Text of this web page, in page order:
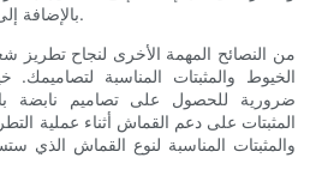
بالإضافة إلى سهولة الاستخدام والصيانة.
من النصائح المهمة الأخرى لنجاح تطريز
الخيوط والمثبتات المناسبة لتصاميمك.
ضرورية للحصول على تصاميم نابضة
المثبتات على دعم القماش أثناء عملية
والمثبتات المناسبة لنوع القماش الذي